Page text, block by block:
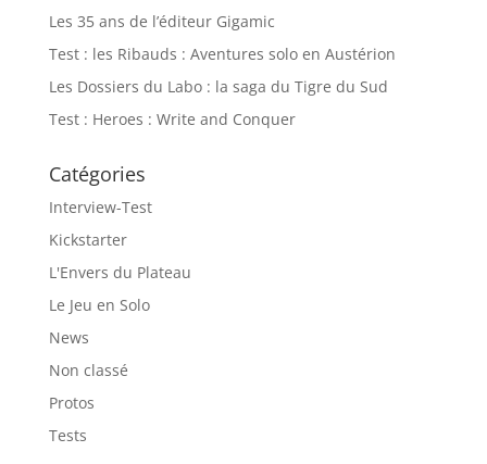
Les 35 ans de l’éditeur Gigamic
Test : les Ribauds : Aventures solo en Austérion
Les Dossiers du Labo : la saga du Tigre du Sud
Test : Heroes : Write and Conquer
Catégories
Interview-Test
Kickstarter
L'Envers du Plateau
Le Jeu en Solo
News
Non classé
Protos
Tests